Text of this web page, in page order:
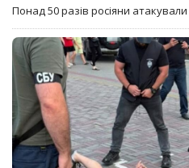
Понад 50 разів росіяни